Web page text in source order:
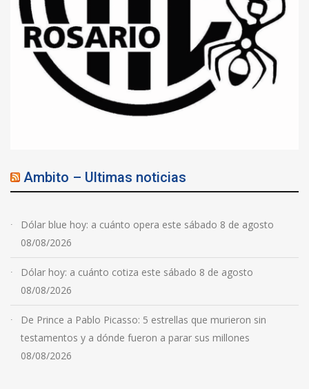
Ambito – Ultimas noticias
Dólar blue hoy: a cuánto opera este sábado 8 de agosto
08/08/2026
Dólar hoy: a cuánto cotiza este sábado 8 de agosto
08/08/2026
De Prince a Pablo Picasso: 5 estrellas que murieron sin
testamentos y a dónde fueron a parar sus millones
08/08/2026